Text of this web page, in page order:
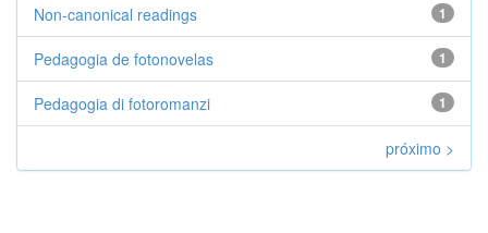
1
Non-canonical readings
1
Pedagogia de fotonovelas
1
Pedagogia di fotoromanzi
próximo >